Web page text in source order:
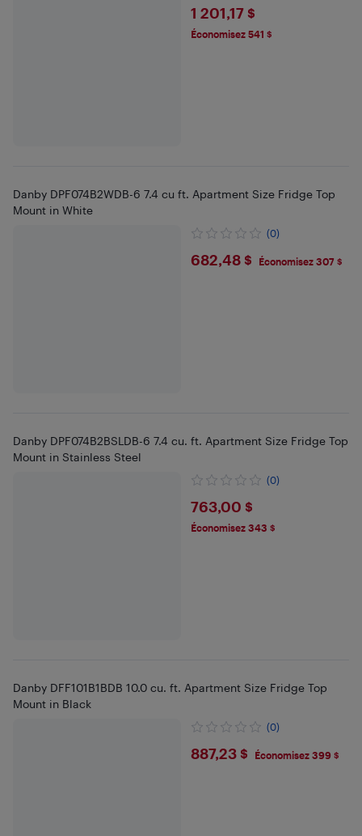
$1201.17
1 201,17 $
Économisez 541 $
Danby DPF074B2WDB-6 7.4 cu ft. Apartment Size Fridge Top
Mount in White
(0)
$682.48
682,48 $ Économisez 307 $
Danby DPF074B2BSLDB-6 7.4 cu. ft. Apartment Size Fridge Top
Mount in Stainless Steel
(0)
$763
763,00 $
Économisez 343 $
Danby DFF101B1BDB 10.0 cu. ft. Apartment Size Fridge Top
Mount in Black
(0)
$887.23
887,23 $ Économisez 399 $